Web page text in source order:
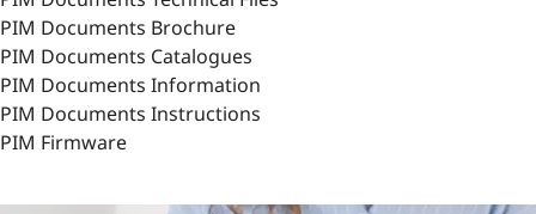
PIM Documents Brochure
PIM Documents Catalogues
PIM Documents Information
PIM Documents Instructions
PIM Firmware